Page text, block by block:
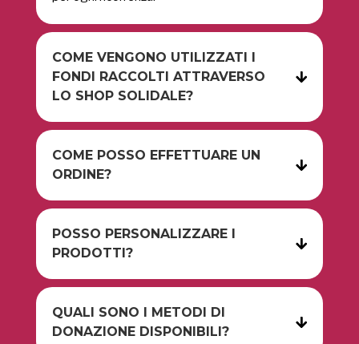
COME VENGONO UTILIZZATI I
FONDI RACCOLTI ATTRAVERSO
LO SHOP SOLIDALE?
COME POSSO EFFETTUARE UN
ORDINE?
POSSO PERSONALIZZARE I
PRODOTTI?
QUALI SONO I METODI DI
DONAZIONE DISPONIBILI?